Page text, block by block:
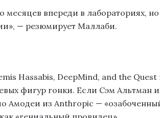
месяцев впереди в лабораториях, но
— резюмирует Маллаби.
Hassabis, DeepMind, and the
фигур гонки. Если Сэм Альтман
Амодеи из Anthropic —